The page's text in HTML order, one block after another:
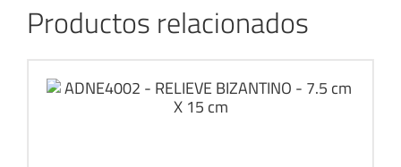
Productos relacionados